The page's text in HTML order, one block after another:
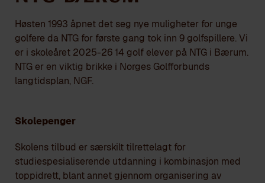
Høsten 1993 åpnet det seg nye muligheter for unge
golfere da NTG for første gang tok inn 9 golfspillere. Vi
er i skoleåret 2025-26 14 golf elever på NTG i Bærum.
NTG er en viktig brikke i Norges Golfforbunds
langtidsplan, NGF.
Skolepenger
Skolens tilbud er særskilt tilrettelagt for
studiespesialiserende utdanning i kombinasjon med
toppidrett, blant annet gjennom organisering av